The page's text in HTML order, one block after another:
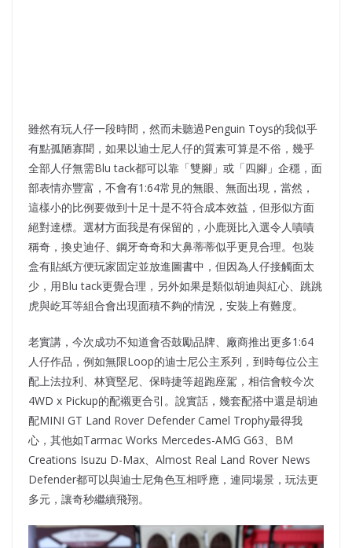
雖然有玩人仔一段時間，然而未聽過Penguin Toys的我似乎
有點孤陋寡聞，如果以迪士尼人仔的質素可算是不俗，幾乎
全部人仔無需Blu tack都可以靠「雙腳」或「四腳」企穩，面
部表情亦豐富，不會有1:64常見的無眼、無面出現，當然，
這樣小的比例要做到十足十是不符合成本效益，但形似方面
絕對達標。選材方面我是有保留的，小鹿斑比入選令人嘖嘖
稱奇，換史迪仔、鋼牙奇奇和大鼻蒂蒂似乎更見合理。包裝
盒有貼紙方便玩家固定並放進圖書中，但因為人仔接觸面太
少，用Blu tack更覺合理，另外如果是類似胡迪與紅心、跳跳
虎與屹耳等組合會出現面積不夠的情況，安裝上有難度。
老實講，今次成功不知道會否鼓勵品牌、廠商推出更多1:64
人仔作品，例如無限Loop的迪士尼公主系列，到時每位公主
配上法拉利、林寶堅尼、保時捷等超跑座駕，相信會較今次
4WD x Pickup的配襯更合引。說實話，幾套配搭中還是胡迪
配MINI GT Land Rover Defender Camel Trophy最得我
心，其他如Tarmac Works Mercedes-AMG G63、BM
Creations Isuzu D-Max、Almost Real Land Rover News
Defender都可以與迪士尼角色互相呼應，連同場景，玩法更
多元，讓奇秒繼續飛翔。